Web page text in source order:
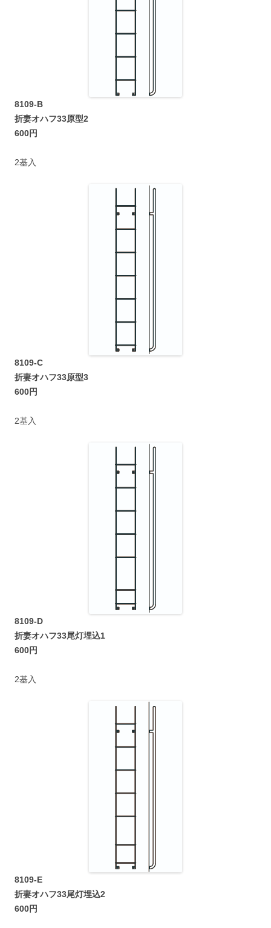
8109-B
折妻オハフ33原型2
600円
2基入
8109-C
折妻オハフ33原型3
600円
2基入
8109-D
折妻オハフ33尾灯埋込1
600円
2基入
8109-E
折妻オハフ33尾灯埋込2
600円